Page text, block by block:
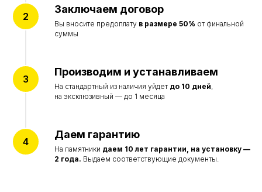
Заключаем договор
Вы вносите предоплату в размере 50% от финальной
суммы
Производим и устанавливаем
На стандартный из наличия уйдет до 10 дней,
на эксклюзивный — до 1 месяца
Даем гарантию
На памятники даем 10 лет гарантии, на установку —
2 года. Выдаем соответствующие документы.
ИНФОРМАЦИЯ
Акции
Наши работы
Разработка сайта accent-web
Политика конфиденциальности
Согласие на обработку персональных данных
© Все права защищены 2015-2026